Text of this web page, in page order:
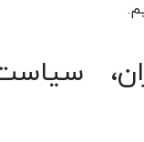
سیاست